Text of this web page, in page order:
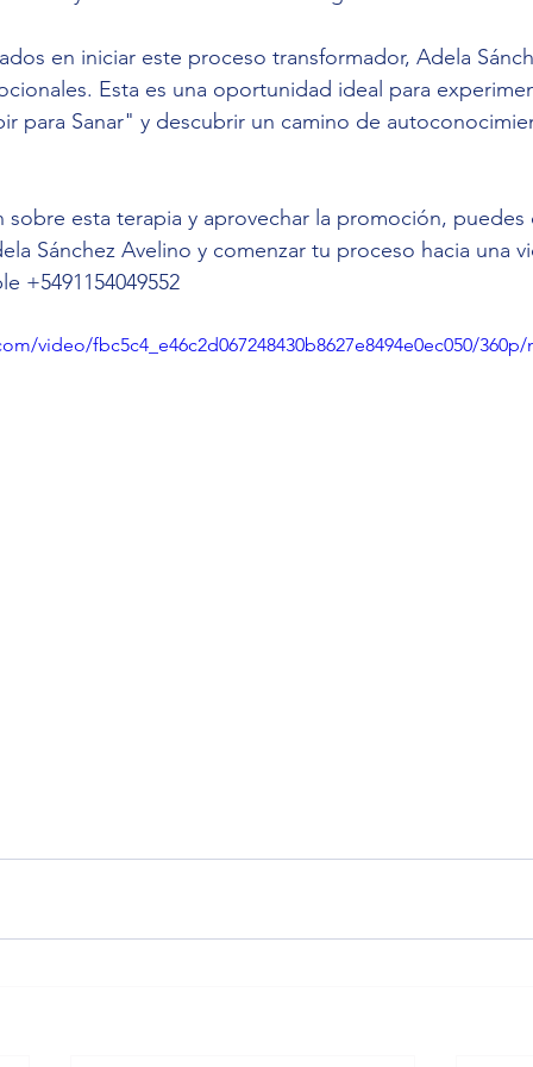
en iniciar este proceso transformador, Adela
Esta es una oportunidad ideal para
para Sanar" y descubrir un camino de
sobre esta terapia y aprovechar la promoción,
Sánchez Avelino y comenzar tu proceso hacia una
+5491154049552
video/fbc5c4_e46c2d067248430b8627e8494e0ec050/